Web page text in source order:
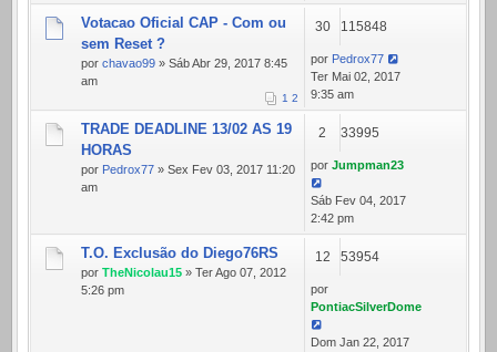
Votacao Oficial CAP - Com ou
sem Reset ?
por chavao99 » Sáb Abr 29, 2017 8:45
am
1 2
30 115848
por Pedrox77
Ter Mai 02, 2017
9:35 am
TRADE DEADLINE 13/02 AS 19
HORAS
por Pedrox77 » Sex Fev 03, 2017 11:20
am
2 33995
por Jumpman23
Sáb Fev 04, 2017
2:42 pm
T.O. Exclusão do Diego76RS
por TheNicolau15 » Ter Ago 07, 2012
5:26 pm
12 53954
por
PontiacSilverDome
Dom Jan 22, 2017